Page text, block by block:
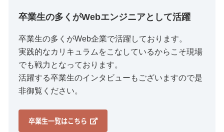
卒業生の多くがWebエンジニアとして活躍
卒業生の多くがWeb企業で活躍しております。
実践的なカリキュラムをこなしているからこそ現場
でも戦力となっております。
活躍する卒業生のインタビューもございますので是
非御覧ください。
卒業生一覧はこちら